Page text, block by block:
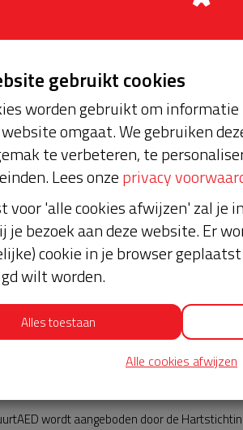
wordt aangeboden door de
gebruikt cookies
worden gebruikt om
omgaat. We gebruiken
te verbeteren, te
Lees onzeprivacy
voor 'alle cookies afwijzen' zal je
je bezoek aan deze website. Er
cookie in je browser
wilt worden.
Alles toestaan
Alle cookies afwijzen